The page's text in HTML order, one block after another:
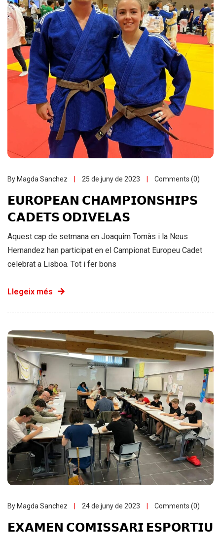
By Magda Sanchez 25 de juny de 2023 Comments (0)
𝗘𝗨𝗥𝗢𝗣𝗘𝗔𝗡 𝗖𝗛𝗔𝗠𝗣𝗜𝗢𝗡𝗦𝗛𝗜𝗣𝗦
𝗖𝗔𝗗𝗘𝗧𝗦 𝗢𝗗𝗜𝗩𝗘𝗟𝗔𝗦
Aquest cap de setmana en Joaquim Tomàs i la Neus
Hernandez han participat en el Campionat Europeu Cadet
celebrat a Lisboa. Tot i fer bons
Llegeix més
By Magda Sanchez 24 de juny de 2023 Comments (0)
𝗘𝗫𝗔𝗠𝗘𝗡 𝗖𝗢𝗠𝗜𝗦𝗦𝗔𝗥𝗜 𝗘𝗦𝗣𝗢𝗥𝗧𝗜𝗨